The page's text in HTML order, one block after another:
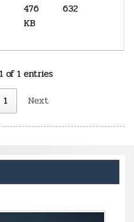
476
KB
632
of 1 entries
1 Next